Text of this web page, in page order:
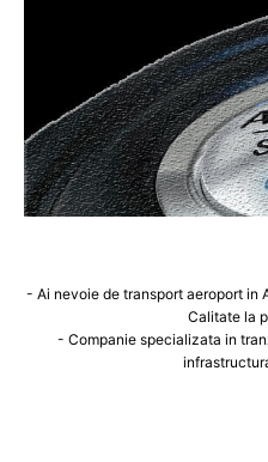
- Ai nevoie de transport aeroport in
Calitate la
- Companie specializata in